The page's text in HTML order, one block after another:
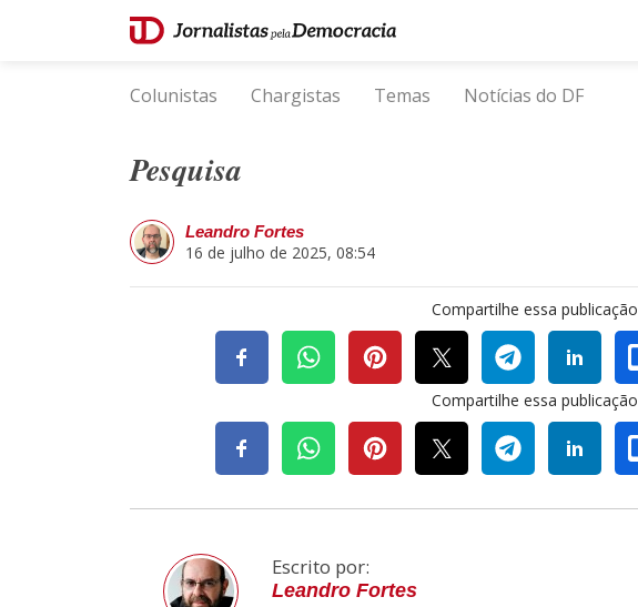
Colunistas Chargistas Temas Notícias do DF
Pesquisa
Leandro Fortes
16 de julho de 2025, 08:54
Compartilhe essa publicação
Compartilhe essa publicação
Escrito por:
Leandro Fortes